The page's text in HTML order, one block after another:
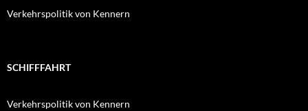
Verkehrspolitik von Kennern
SCHIFFFAHRT
Verkehrspolitik von Kennern